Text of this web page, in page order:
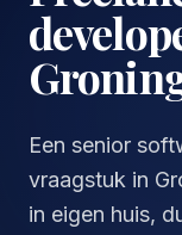
Een senior
vraagstuk in
in eigen huis,